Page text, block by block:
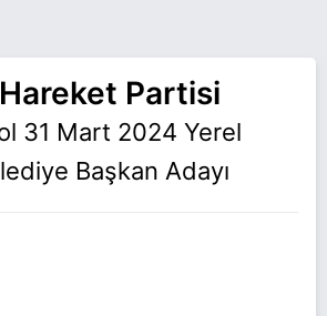
Partisi
31 Mart 2024 Yerel
Başkan Adayı